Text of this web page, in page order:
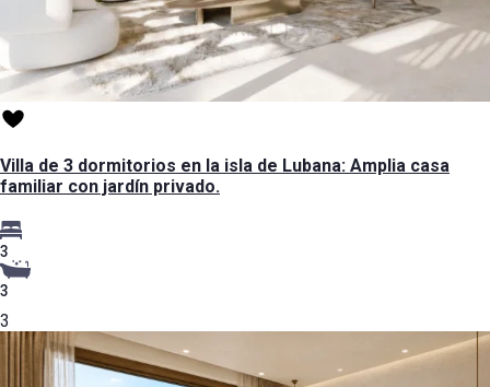
Villa de 3 dormitorios en la isla de Lubana: Amplia casa
familiar con jardín privado.
3
3
3